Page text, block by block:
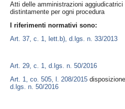
Atti delle amministrazioni
distintamente per ogni procedura
I riferimenti normativi sono:
Art. 37, c. 1, lett.b), d.lgs. n. 33/2013
Art. 29, c. 1, d.lgs. n. 50/2016
Art. 1, co. 505, l. 208/2015
d.lgs. n. 50/2016
Bandi
di
concorso
Performance
Enti